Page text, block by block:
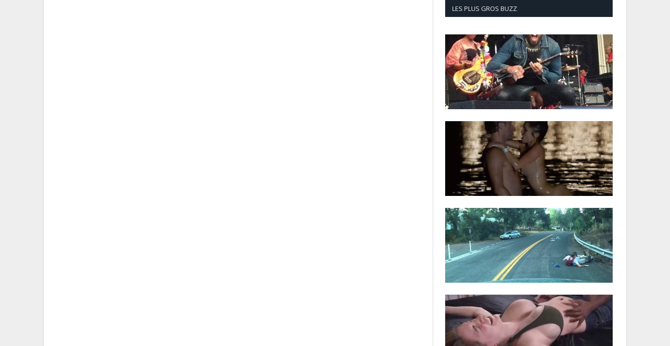
LES PLUS GROS BUZZ